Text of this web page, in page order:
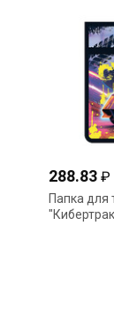
288.83 ₽
Папка